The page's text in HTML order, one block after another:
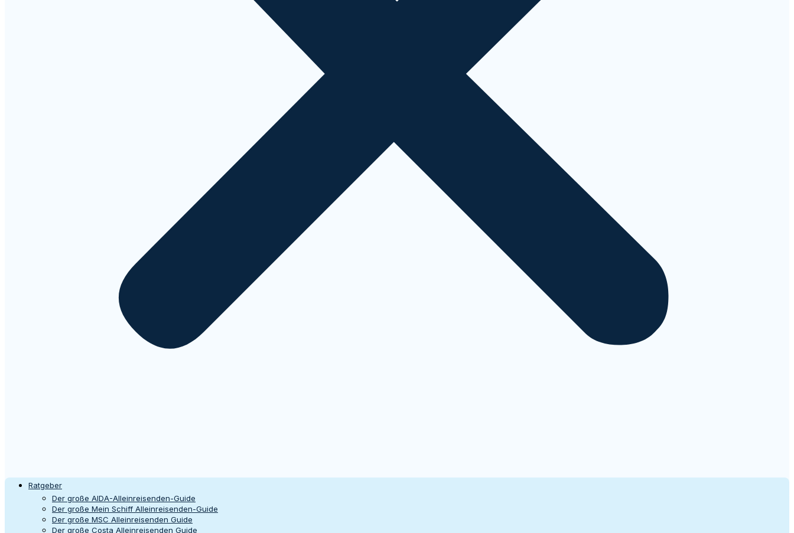
Ratgeber
Der große AIDA-Alleinreisenden-Guide
Der große Mein Schiff Alleinreisenden-Guide
Der große MSC Alleinreisenden Guide
Der große Costa Alleinreisenden Guide